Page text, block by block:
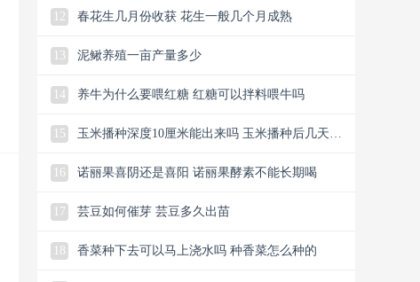
12 春花生几月份收获 花生一般几个月成熟
13 泥鳅养殖一亩产量多少
14 养牛为什么要喂红糖 红糖可以拌料喂牛吗
15
玉米播种深度10厘米能出来吗 玉米播种后几天浇
16
诺丽果喜阴还是喜阳 诺丽果酵素不能长期喝
17 芸豆如何催芽 芸豆多久出苗
18 香菜种下去可以马上浇水吗 种香菜怎么种的